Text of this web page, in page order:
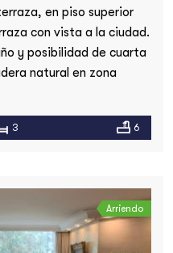
en piso superior
con vista a la ciudad.
y posibilidad de cuarta
natural en zona
3 6
Arriendo